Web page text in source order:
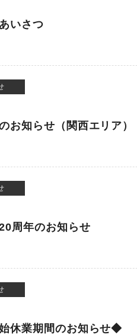
いさつ
お知らせ（関西エリア）
周年のお知らせ
休業期間のお知らせ◆